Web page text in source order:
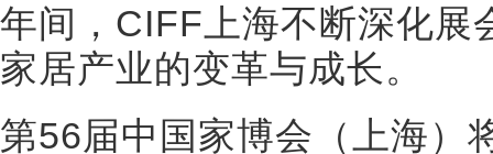
年间，CIFF上海不断深化展
家居产业的变革与成长。
第56届中国家博会（上海）